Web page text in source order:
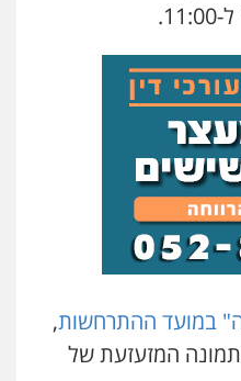
לבן והונאה ביטוח לאומי
אזרחי נזיקין ביטוח
במועד ההתרחשות,
המזעזעת של